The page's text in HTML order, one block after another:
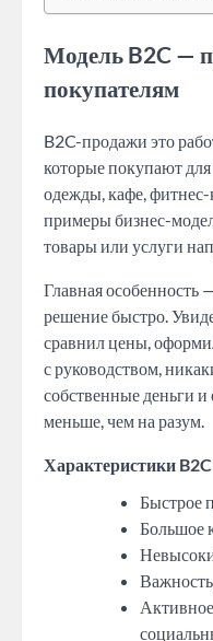
Модель B2C —
покупателям
B2C-продажи это
которые покупают
одежды, кафе,
примеры бизнес-
товары или услуги
Главная особенность
решение быстро.
сравнил цены,
с руководством,
собственные деньги
меньше, чем на разум.
Характеристики
Быстрое
Большое